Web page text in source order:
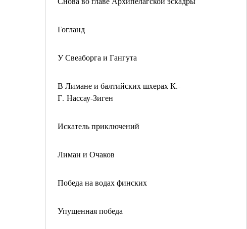
Гогланд
У Свеаборга и Гангута
В Лимане и балтийских шхерах К.-
Г. Нассау-Зиген
Искатель приключений
Лиман и Очаков
Победа на водах финских
Упущенная победа